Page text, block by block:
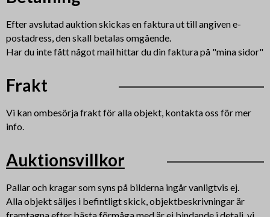
Efter avslutad auktion skickas en faktura ut till angiven e-
postadress, den skall betalas omgående.
Har du inte fått något mail hittar du din faktura på "mina sidor"
Frakt
Vi kan ombesörja frakt för alla objekt, kontakta oss för mer
info.
Auktionsvillkor
Pallar och kragar som syns på bilderna ingår vanligtvis ej.
Alla objekt säljes i befintligt skick, objektbeskrivningar är